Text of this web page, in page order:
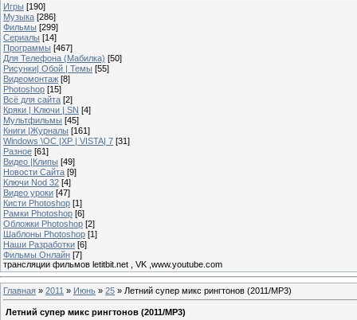
Игры [190]
Музыка [286]
Фильмы [299]
Сериалы [14]
Программы [467]
Для Телефона (Мабилка) [50]
Рисунки| Обой | Темы [55]
Видеомонтаж [8]
Photoshop [15]
Всё для сайта [2]
Кряки | Kлючи | SN [4]
Мультфильмы [45]
Книги |Журналы [161]
Windows \OC |XP | VISTA| 7 [31]
Разное [61]
Видео |Клипы [49]
Новости Сайта [9]
Ключи Nod 32 [4]
Видео уроки [47]
Кисти Photoshop [1]
Рамки Photoshop [6]
Обложки Photoshop [2]
Шаблоны Photoshop [1]
Наши Разработки [6]
Фильмы Онлайн [7]
трансляции фильмов letitbit.net , VK ,www.youtube.com
Главная » 2011 » Июнь » 25 » Летний супер микс рингтонов (2011/MP3)
Летний супер микс рингтонов (2011/MP3)